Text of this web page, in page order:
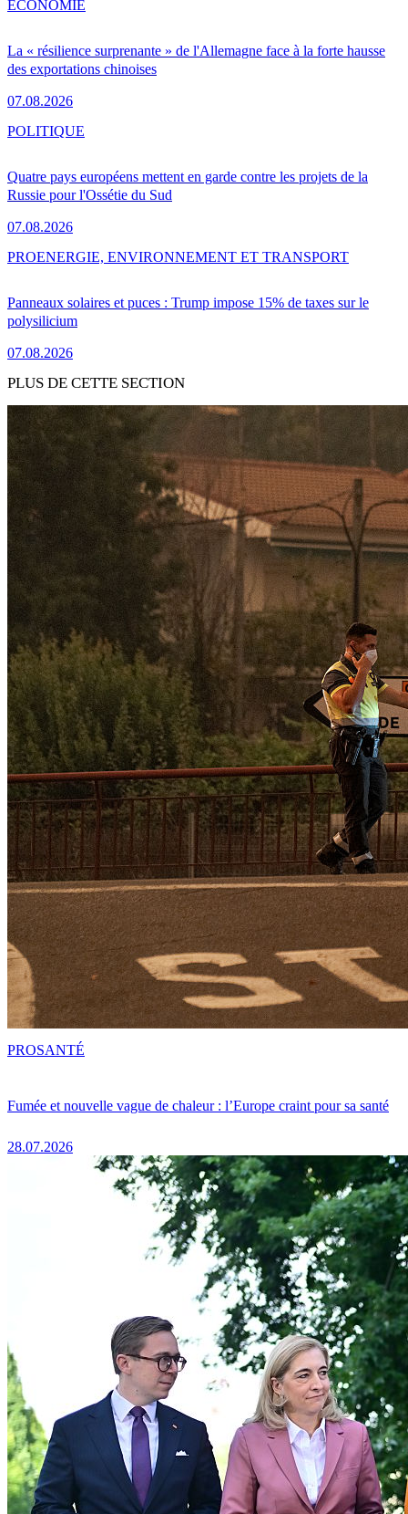
La « résilience surprenante » de l'Allemagne face à la forte hausse
des exportations chinoises
07.08.2026
ÉCONOMIE
Quatre pays européens mettent en garde contre les projets de la
Russie pour l'Ossétie du Sud
07.08.2026
POLITIQUE
Panneaux solaires et puces : Trump impose 15% de taxes sur le
polysilicium
07.08.2026
PROENERGIE, ENVIRONNEMENT ET TRANSPORT
PLUS DE CETTE SECTION
Fumée et nouvelle vague de chaleur : l’Europe craint pour sa santé
28.07.2026
PROSANTÉ